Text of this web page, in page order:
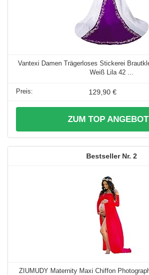
Vantexi Damen Trägerloses Stickerei
Weiß Lila 42 ...
129,90 €
ZUM TOP
2
ZIUMUDY Maternity Maxi Chiffon